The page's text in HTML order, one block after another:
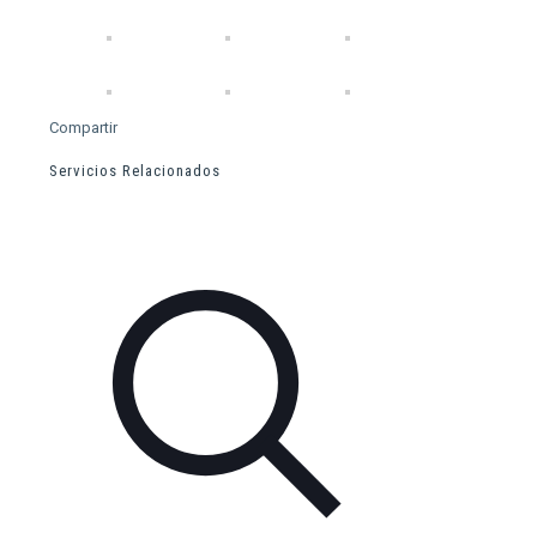
Compartir
Servicios Relacionados